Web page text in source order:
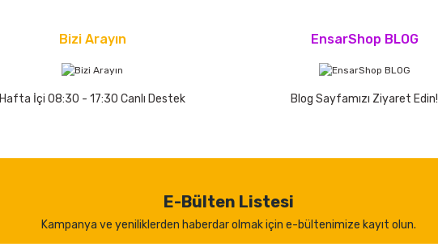
Bizi Arayın
Hafta İçi 08:30 - 17:30 Canlı Destek
EnsarShop BLOG
Blog Sayfamızı Ziyaret Edin!
E-Bülten Listesi
Kampanya ve yeniliklerden haberdar olmak için e-bültenimize kayıt olun.